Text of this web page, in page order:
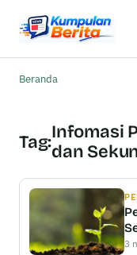
Beranda
Tag:Infomasi
dan
&
3